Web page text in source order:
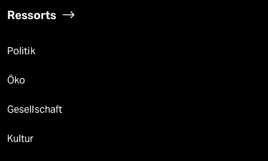
Ressorts
Politik
Öko
Gesellschaft
Kultur